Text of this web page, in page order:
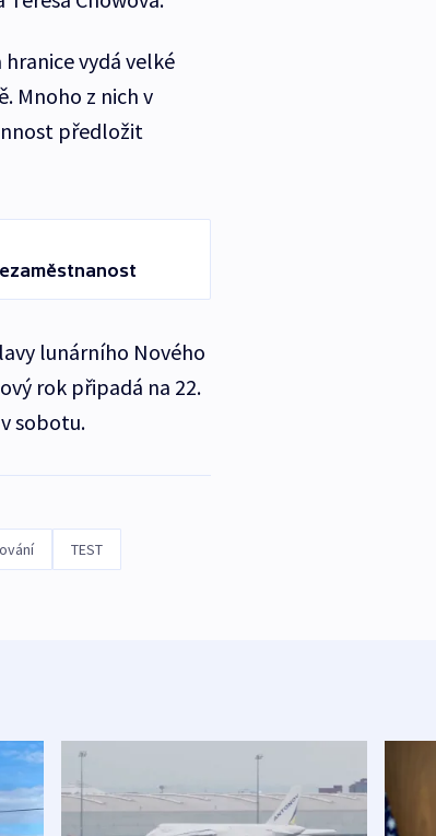
vydá velké
Mnoho z nich v
předložit
lunárního Nového
rok připadá na 22.
sobotu.
TEST